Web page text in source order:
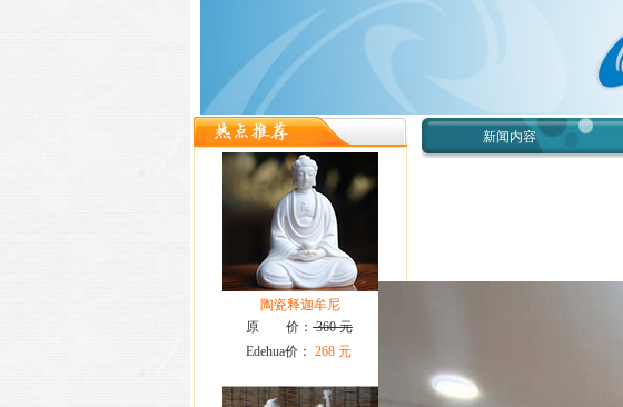
陶瓷释迦牟尼
原 价： 360 元
Edehua价： 268 元
新闻内容